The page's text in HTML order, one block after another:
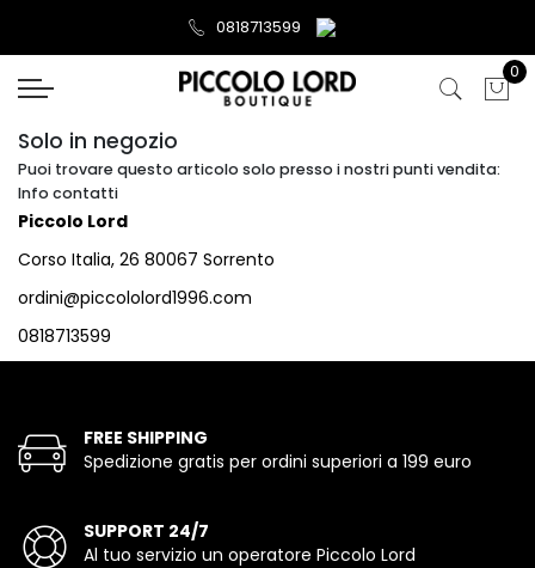
0818713599
0
Solo in negozio
Puoi trovare questo articolo solo presso i nostri punti vendita:
Info contatti
Piccolo Lord
Corso Italia, 26 80067 Sorrento
ordini@piccololord1996.com
0818713599
FREE SHIPPING
Spedizione gratis per ordini superiori a 199 euro
SUPPORT 24/7
Al tuo servizio un operatore Piccolo Lord